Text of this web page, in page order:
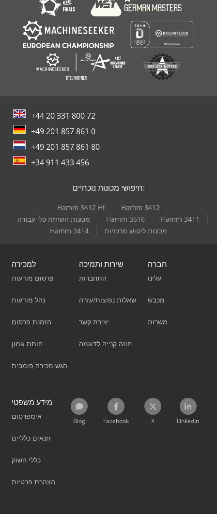
+44 20 331 800 72
+49 201 857 861 0
+49 201 857 861 80
+34 911 433 456
חיפושי מכונות נוכחיים:
Hamm 3412 Ht
Hamm 3412
מכונות השחזת כלי עבודה
Hamm 3516
Hamm 3411
Hamm 3414
מכונות ליטוש מרכזיות
למכירה
פרסום מודעות
נהל מודעות
הזמנת פרסום
חותם אמון
הגש מכירה פומבית
שירות ותמיכה
התחברות
שאלות נפוצות/עזרה
יצירת קשר
חוזה קנייה לדוגמה
חברה
עלינו
מכבש
משרות
מידע משפטי
אימפרסום
תנאים כלליים
כללי השוק
הצהרת פרטיות
Blog Facebook X LinkedIn